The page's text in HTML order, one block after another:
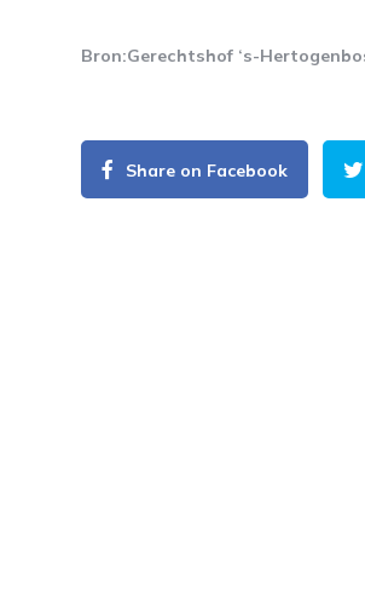
Bron:Gerechtshof ‘s-
Share on Facebook